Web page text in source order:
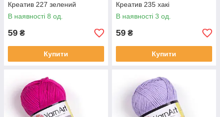
Креатив 227 зелений
В наявності 8 од.
59 ₴
Купити
Креатив 235 хакі
В наявності 3 од.
59 ₴
Купити